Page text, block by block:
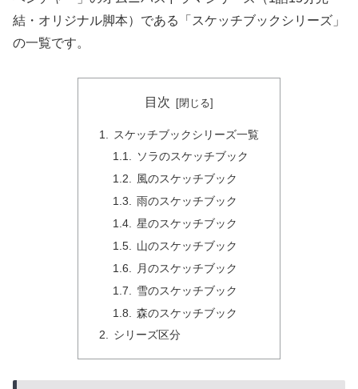
結・オリジナル脚本）である「スケッチブックシリーズ」
の一覧です。
目次
スケッチブックシリーズ一覧
ソラのスケッチブック
風のスケッチブック
雨のスケッチブック
星のスケッチブック
山のスケッチブック
月のスケッチブック
雪のスケッチブック
森のスケッチブック
シリーズ区分